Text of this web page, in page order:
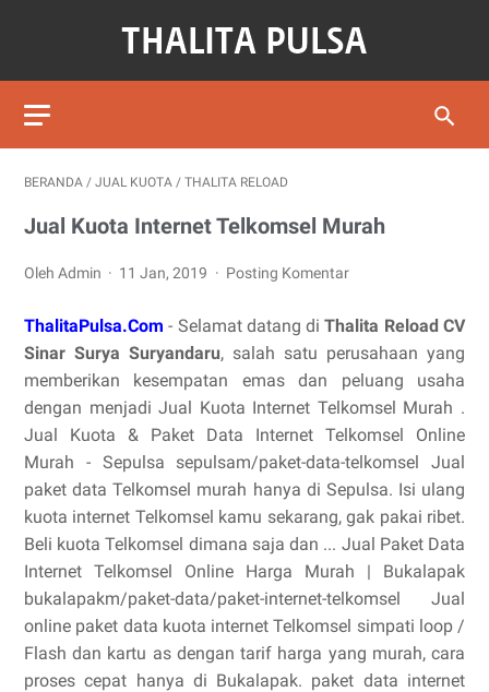
BERANDA / JUAL KUOTA / THALITA RELOAD
Jual Kuota Internet Telkomsel Murah
Oleh Admin 11 Jan, 2019 Posting Komentar
ThalitaPulsa.Com - Selamat datang diThalita Reload CV
Sinar Surya Suryandaru, salah satu perusahaan yang
memberikan kesempatan emas dan peluang usaha
dengan menjadi Jual Kuota Internet Telkomsel Murah .
Jual Kuota & Paket Data Internet Telkomsel Online
Murah - Sepulsa sepulsam/paket-data-telkomsel Jual
paket data Telkomsel murah hanya di Sepulsa. Isi ulang
kuota internet Telkomsel kamu sekarang, gak pakai ribet.
Beli kuota Telkomsel dimana saja dan ... Jual Paket Data
Internet Telkomsel Online Harga Murah | Bukalapak
bukalapakm/paket-data/paket-internet-telkomsel Jual
online paket data kuota internet Telkomsel simpati loop /
Flash dan kartu as dengan tarif harga yang murah, cara
proses cepat hanya di Bukalapak. paket data internet